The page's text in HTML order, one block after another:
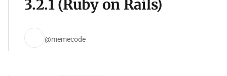
3.2.1 (Ruby on Rails)
@memecode